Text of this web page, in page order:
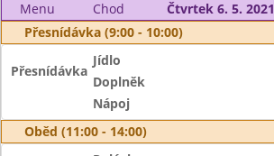
Menu
Chod
Čtvrtek 6. 5. 2021
Přesnídávka (9:00 - 10:00)
Přesnídávka
Jídlo
Doplněk
Nápoj
Oběd (11:00 - 14:00)